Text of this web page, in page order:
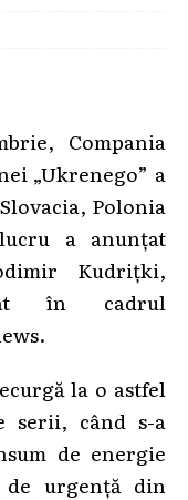
Compania
„Ukrenego” a
Polonia
a anunțat
Kudrițki,
în cadrul
la o astfel
când s-a
de energie
urgență din